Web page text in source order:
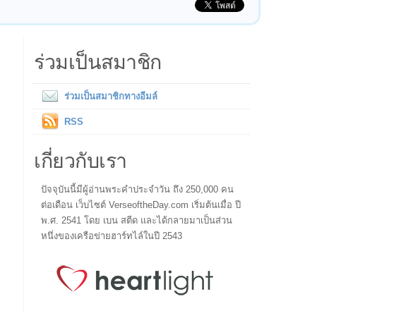
ร่วมเป็นสมาชิก
ร่วมเป็นสมาชิกทางอีมล์
RSS
เกี่ยวกับเรา
ปัจจุบันนี้มีผู้อ่านพระคำประจำวัน ถึง 250,000 คน
ต่อเดือน เว็บไซต์ VerseoftheDay.com เริ่มต้นเมื่อ ปี
พ.ศ. 2541 โดย เบน สตีด และได้กลายมาเป็นส่วน
หนึ่งของเครือข่ายฮาร์ทไล์ในปี 2543